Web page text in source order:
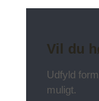
Vil du
Udfyld
muligt.